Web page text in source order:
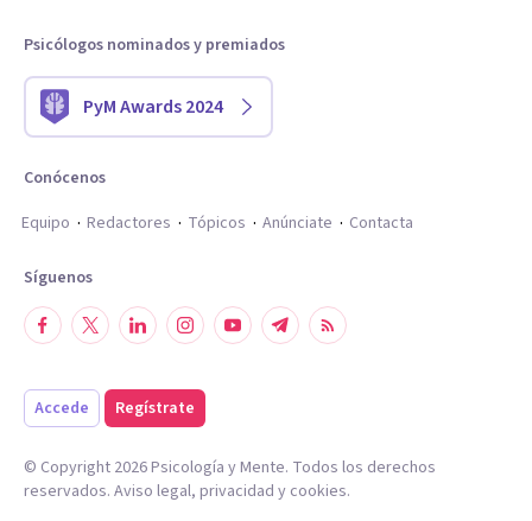
Psicólogos nominados y premiados
PyM Awards 2024
Conócenos
Equipo
Redactores Tópicos Anúnciate Contacta
Síguenos
Accede Regístrate
© Copyright 2026Psicología y Mente. Todos los derechos
reservados. Aviso legal, privacidad y cookies.